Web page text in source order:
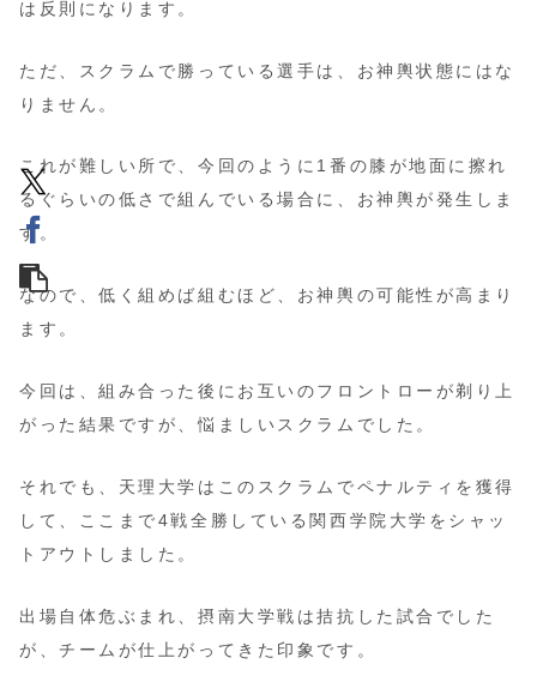
は反則になります。
ただ、スクラムで勝っている選手は、お神輿状態にはな
りません。
これが難しい所で、今回のように1番の膝が地面に擦れ
るぐらいの低さで組んでいる場合に、お神輿が発生しま
す。
なので、低く組めば組むほど、お神輿の可能性が高まり
ます。
今回は、組み合った後にお互いのフロントローが剃り上
がった結果ですが、悩ましいスクラムでした。
それでも、天理大学はこのスクラムでペナルティを獲得
して、ここまで4戦全勝している関西学院大学をシャッ
トアウトしました。
出場自体危ぶまれ、摂南大学戦は拮抗した試合でした
が、チームが仕上がってきた印象です。